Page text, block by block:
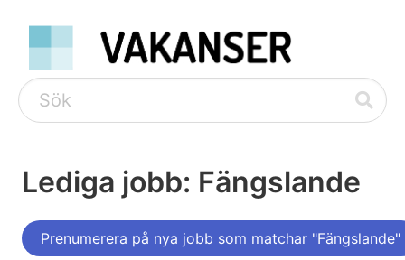
Lediga jobb: Fängslande
Prenumerera på nya jobb som matchar "Fängslande"